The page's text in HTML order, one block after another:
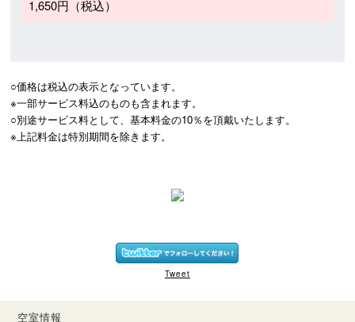
1,650円（税込）
○価格は税込の表示となっています。
※一部サービス料込のものも含まれます。
○別途サービス料として、基本料金の10％を頂戴いたします。
※上記料金は特別期間を除きます。
Tweet
空室情報